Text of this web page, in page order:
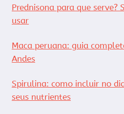
Prednisona para que serve?
usar
Maca peruana: guia
Andes
Spirulina: como incluir no
seus nutrientes